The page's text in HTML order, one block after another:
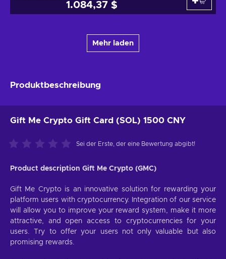
1.084,37 $
Mehr laden
Produktbeschreibung
Gift Me Crypto Gift Card (SOL) 1500 CNY
Sei der Erste, der eine Bewertung abgibt!
Product description Gift Me Crypto (GMC)
Gift Me Crypto is an innovative solution for rewarding your
platform users with cryptocurrency. Integration of our service
will allow you to improve your reward system, make it more
attractive, and open access to cryptocurrencies for your
users. Try to offer your users not only valuable but also
promising rewards.